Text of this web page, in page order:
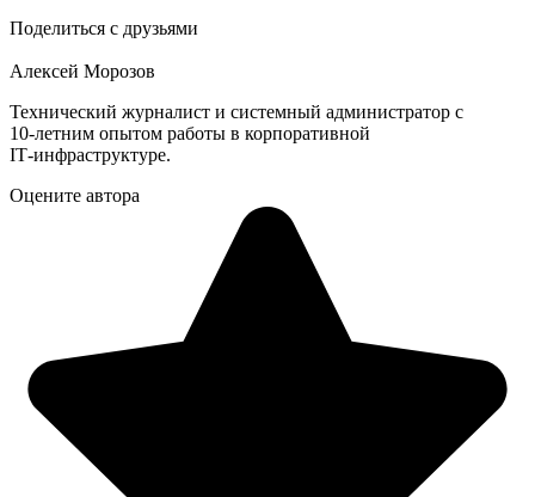
Поделиться с друзьями
Алексей Морозов
Технический журналист и системный администратор с
10‑летним опытом работы в корпоративной
IT‑инфраструктуре.
Оцените автора